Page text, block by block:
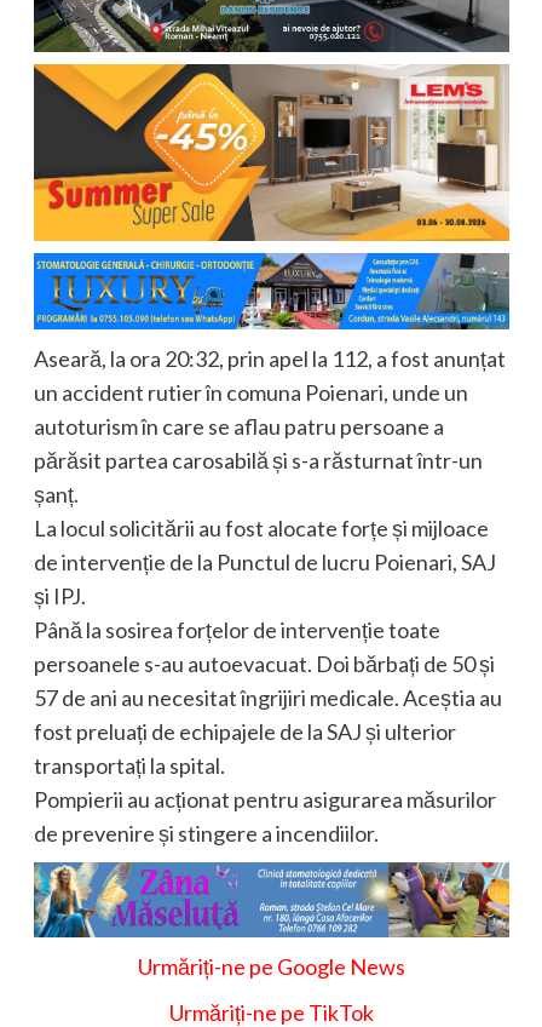
Aseară, la ora 20:32, prin apel la 112, a fost anunțat
un accident rutier în comuna Poienari, unde un
autoturism în care se aflau patru persoane a
părăsit partea carosabilă și s-a răsturnat într-un
șanț.
La locul solicitării au fost alocate forțe și mijloace
de intervenție de la Punctul de lucru Poienari, SAJ
și IPJ.
Până la sosirea forțelor de intervenție toate
persoanele s-au autoevacuat. Doi bărbați de 50 și
57 de ani au necesitat îngrijiri medicale. Aceștia au
fost preluați de echipajele de la SAJ și ulterior
transportați la spital.
Pompierii au acționat pentru asigurarea măsurilor
de prevenire și stingere a incendiilor.
Urmăriți-ne pe Google News
Urmăriți-ne pe TikTok